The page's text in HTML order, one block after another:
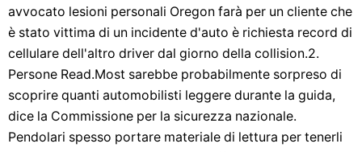
avvocato lesioni personali Oregon farà per un cliente che
è stato vittima di un incidente d'auto è richiesta record di
cellulare dell'altro driver dal giorno della collision.2.
Persone Read.Most sarebbe probabilmente sorpreso di
scoprire quanti automobilisti leggere durante la guida,
dice la Commissione per la sicurezza nazionale.
Pendolari spesso portare materiale di lettura per tenerli